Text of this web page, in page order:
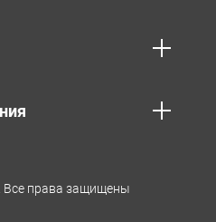
Все права защищены